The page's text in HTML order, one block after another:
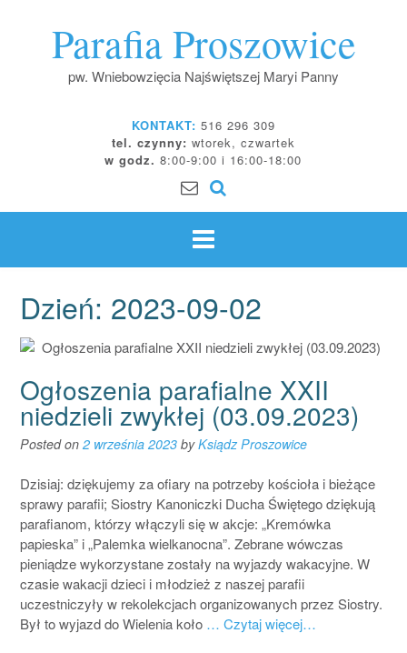
Parafia Proszowice
pw. Wniebowzięcia Najświętszej Maryi Panny
KONTAKT: 516 296 309
tel. czynny: wtorek, czwartek
w godz. 8:00-9:00 i 16:00-18:00
Dzień: 2023-09-02
Ogłoszenia parafialne XXII
niedzieli zwykłej (03.09.2023)
Posted on 2 września 2023 byKsiądz Proszowice
Dzisiaj: dziękujemy za ofiary na potrzeby kościoła i bieżące
sprawy parafii; Siostry Kanoniczki Ducha Świętego dziękują
parafianom, którzy włączyli się w akcje: „Kremówka
papieska” i „Palemka wielkanocna”. Zebrane wówczas
pieniądze wykorzystane zostały na wyjazdy wakacyjne. W
czasie wakacji dzieci i młodzież z naszej parafii
uczestniczyły w rekolekcjach organizowanych przez Siostry.
Był to wyjazd do Wielenia koło … Czytaj więcej…